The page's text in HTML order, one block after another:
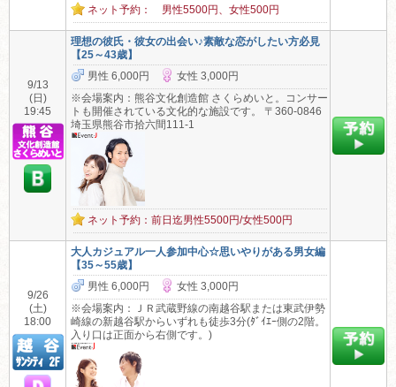
ネット予約： 男性5500円、女性500円
9/13
(日)
19:45
理想の彼氏・彼女の出会い♪素敵な恋がしたい方必見
【25～43歳】
男性 6,000円
女性 3,000円
※会場案内：熊谷文化創造館 さくらめいと。コンサー
トも開催されている文化的な施設です。 〒360-0846
埼玉県熊谷市拾六間111-1
ネット予約：前日迄男性5500円/女性500円
9/26
(土)
18:00
大人カジュアル一人参加中心☆思いやりがある男女編
【35～55歳】
男性 6,000円
女性 3,000円
※会場案内：ＪＲ武蔵野線の南越谷駅または東武伊勢
崎線の新越谷駅からいずれも徒歩3分(ﾀﾞｲｴｰ側の2階。
入り口は正面から右側です。)